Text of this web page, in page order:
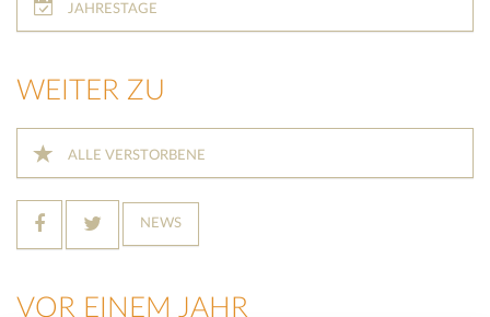
JAHRESTAGE
WEITER ZU
ALLE VERSTORBENE
NEWS
VOR EINEM JAHR